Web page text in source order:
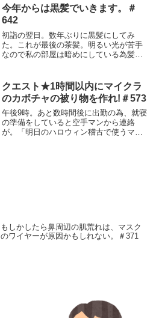
て何回も焦った(;'∀')幸い遅刻する事はな
かったんだけど...
今年からは黒髪でいきます。＃
642
初詣の翌日。数年ぶりに黒髪にしてみ
た。これが最後の茶髪。明るい光が苦手
なので私の部屋は暗めにしている為髪色
たんだけど、黒髪が酷評でｗ性格がきつ
そう、芋っぽい、毒女と言わ...
クエスト★1時間以内にマイクラ
のカボチャの被り物を作れ!＃573
午後9時。あと数時間後に出勤の為、就寝
の準備をしていると空手マンから連絡
が。「明日のハロウィン稽古で使うマイ
もしかしたら鼻周辺の肌荒れは、マスク
のワイヤーが原因かもしれない。＃371